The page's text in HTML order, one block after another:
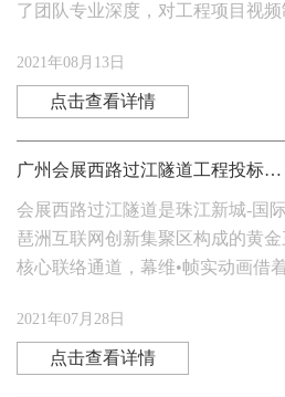
了团队专业深度，对工程项目视频
维·帧实动画建立了深厚的战略合作
2021年08月13日
点击查看详情
广州会展西路过江隧道工程投标动画
会展西路过江隧道是珠江新城-国
琶洲互联网创新集聚区构成的黄
核心联络通道，幕维•帧实动画借
珠隧道项目的青睐，为接下来合作
2021年07月28日
点击查看详情